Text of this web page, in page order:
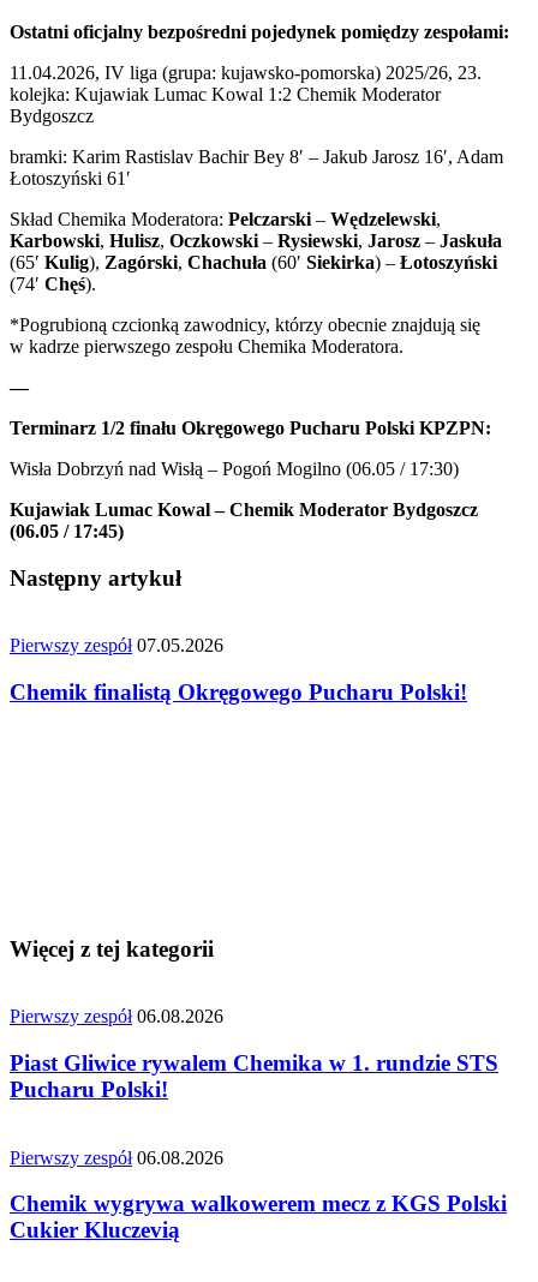
Ostatni oficjalny bezpośredni pojedynek pomiędzy zespołami:
11.04.2026, IV liga (grupa: kujawsko-pomorska) 2025/26, 23.
kolejka: Kujawiak Lumac Kowal 1:2 Chemik Moderator
Bydgoszcz
bramki: Karim Rastislav Bachir Bey 8′ – Jakub Jarosz 16′, Adam
Łotoszyński 61′
Skład Chemika Moderatora: Pelczarski – Wędzelewski,
Karbowski, Hulisz, Oczkowski – Rysiewski, Jarosz – Jaskuła
(65′ Kulig), Zagórski, Chachuła (60′ Siekirka) – Łotoszyński
(74′ Chęś).
*Pogrubioną czcionką zawodnicy, którzy obecnie znajdują się
w kadrze pierwszego zespołu Chemika Moderatora.
—
Terminarz 1/2 finału Okręgowego Pucharu Polski KPZPN:
Wisła Dobrzyń nad Wisłą – Pogoń Mogilno (06.05 / 17:30)
Kujawiak Lumac Kowal – Chemik Moderator Bydgoszcz
(06.05 / 17:45)
Następny artykuł
Pierwszy zespół 07.05.2026
Chemik finalistą Okręgowego Pucharu Polski!
Więcej z tej kategorii
Pierwszy zespół 06.08.2026
Piast Gliwice rywalem Chemika w 1. rundzie STS
Pucharu Polski!
Pierwszy zespół 06.08.2026
Chemik wygrywa walkowerem mecz z KGS Polski
Cukier Kluczevią